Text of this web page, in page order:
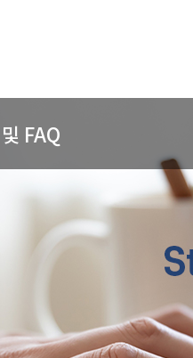
FAQ